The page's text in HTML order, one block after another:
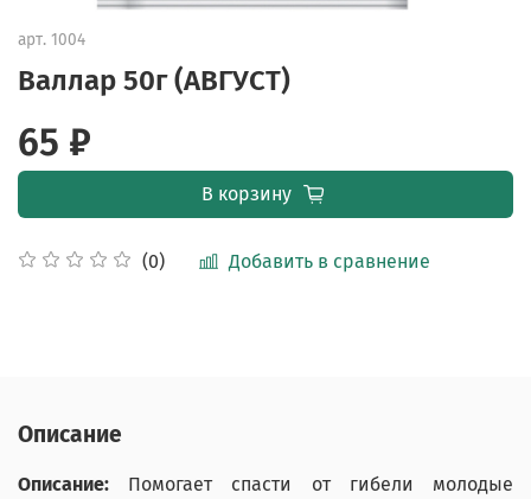
арт. 1004
Валлар 50г (АВГУСТ)
(0) Добавить в сравнение
65 ₽
В корзину
Описание
Описание: Помогает спасти от гибели молодые